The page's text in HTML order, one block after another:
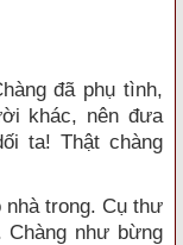
đã phụ tình,
khác, nên đưa
ta! Thật chàng
nhà trong. Cụ thư
như bừng